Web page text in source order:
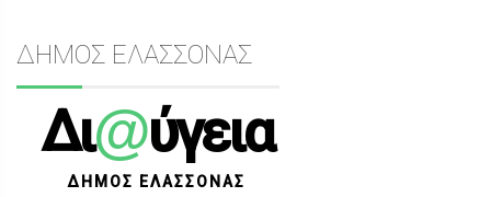
ΔΗΜΟΣ ΕΛΑΣΣΟΝΑΣ
Δι@ύγεια
ΔΗΜΟΣ ΕΛΑΣΣΟΝΑΣ